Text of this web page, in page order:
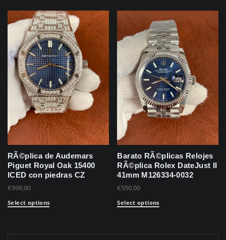
RÃ©plica de Audemars
Piguet Royal Oak 15400
ICED con piedras CZ
€999,00
Select options
Barato RÃ©plicas Relojes
RÃ©plica Rolex DateJust II
41mm M126334-0032
€550,00
Select options